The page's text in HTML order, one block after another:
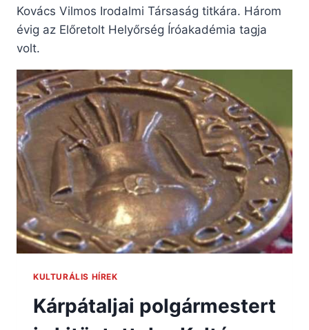
Kovács Vilmos Irodalmi Társaság titkára. Három
évig az Előretolt Helyőrség Íróakadémia tagja
volt.
KULTURÁLIS HÍREK
Kárpátaljai polgármestert